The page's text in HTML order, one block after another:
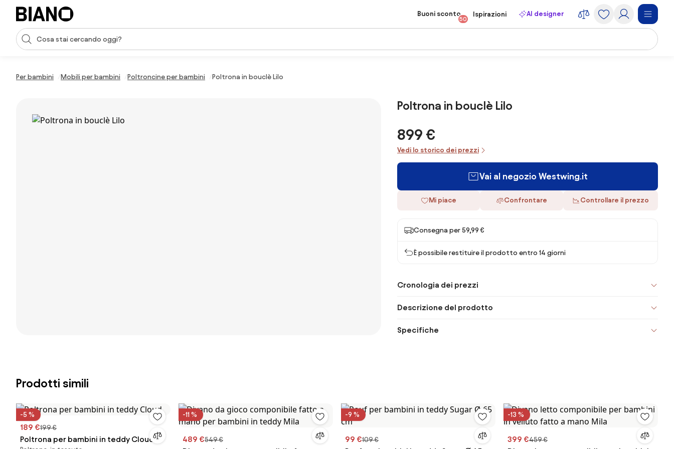
Salta la navigazione, vai al contenuto
Input della ricerca
Buoni sconto
50
Ispirazioni AI designer
Per bambini Mobili per bambini Poltroncine per bambini Poltrona in bouclè Lilo
Poltrona in bouclè Lilo
899 €
Vedi lo storico dei prezzi
Vai al negozio Westwing.it
Mi piace Confrontare Controllare il prezzo
Consegna per 59,99 €
È possibile restituire il prodotto entro 14 giorni
Cronologia dei prezzi
Descrizione del prodotto
Specifiche
Prodotti simili
-5 %
189 €199 €
Poltrona per bambini in teddy Cloud
-11 %
489 €549 €
-9 %
99 €109 €
-13 %
399 €459 €